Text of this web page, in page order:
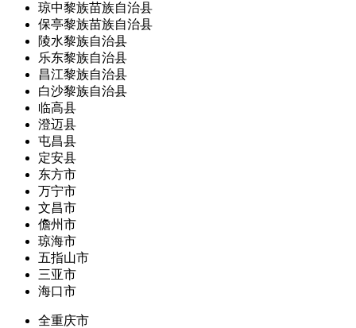
琼中黎族苗族自治县
保亭黎族苗族自治县
陵水黎族自治县
乐东黎族自治县
昌江黎族自治县
白沙黎族自治县
临高县
澄迈县
屯昌县
定安县
东方市
万宁市
文昌市
儋州市
琼海市
五指山市
三亚市
海口市
全重庆市